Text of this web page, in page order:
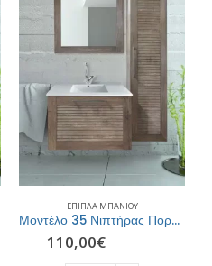
ΈΠΙΠΛΑ ΜΠΆΝΙΟΥ
Μοντέλο 35 Νιπτήρας Πορσελάνης
110,00€